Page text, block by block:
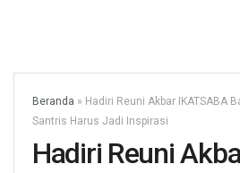
Beranda » Hadiri Reuni Akbar IKATSABA
Santris Harus Jadi Inspirasi
Hadiri Reuni